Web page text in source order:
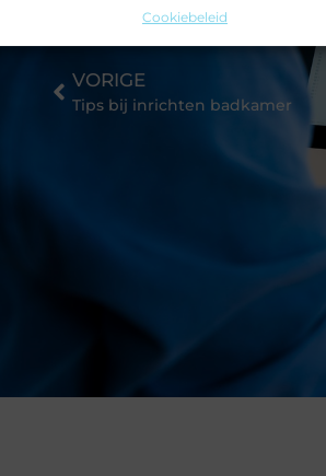
Cookiebeleid
VORIGE
Tips bij inrichten badkamer